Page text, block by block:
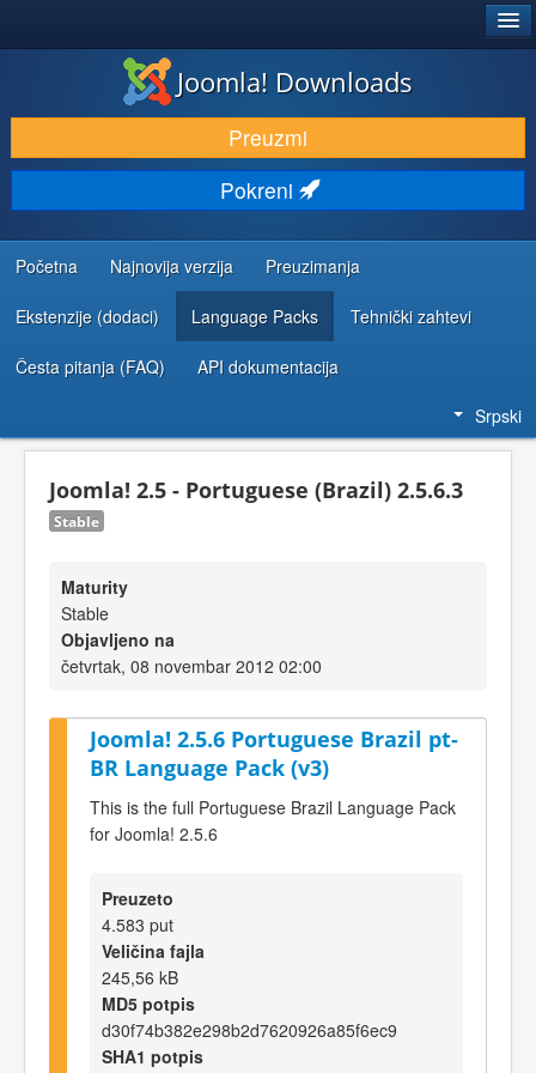
PREUZIMANJE I PROŠIRENJA (EKSTENZIJE)
OTKRIJTE I NAUČITE
ZAJEDNICA I PODRŠKA
RESURSI ZA RAZVOJ
Joomla! Downloads
Preuzmi
Pokreni
Početna Najnovija verzija Preuzimanja
Ekstenzije (dodaci) Language Packs Tehnički zahtevi
Česta pitanja (FAQ) API dokumentacija
Srpski
Joomla! 2.5 - Portuguese (Brazil) 2.5.6.3
Stable
Maturity
Stable
Objavljeno na
četvrtak, 08 novembar 2012 02:00
Joomla! 2.5.6 Portuguese Brazil pt-
BR Language Pack (v3)
This is the full Portuguese Brazil Language Pack
for Joomla! 2.5.6
Preuzeto
4.583 put
Veličina fajla
245,56 kB
MD5 potpis
d30f74b382e298b2d7620926a85f6ec9
SHA1 potpis